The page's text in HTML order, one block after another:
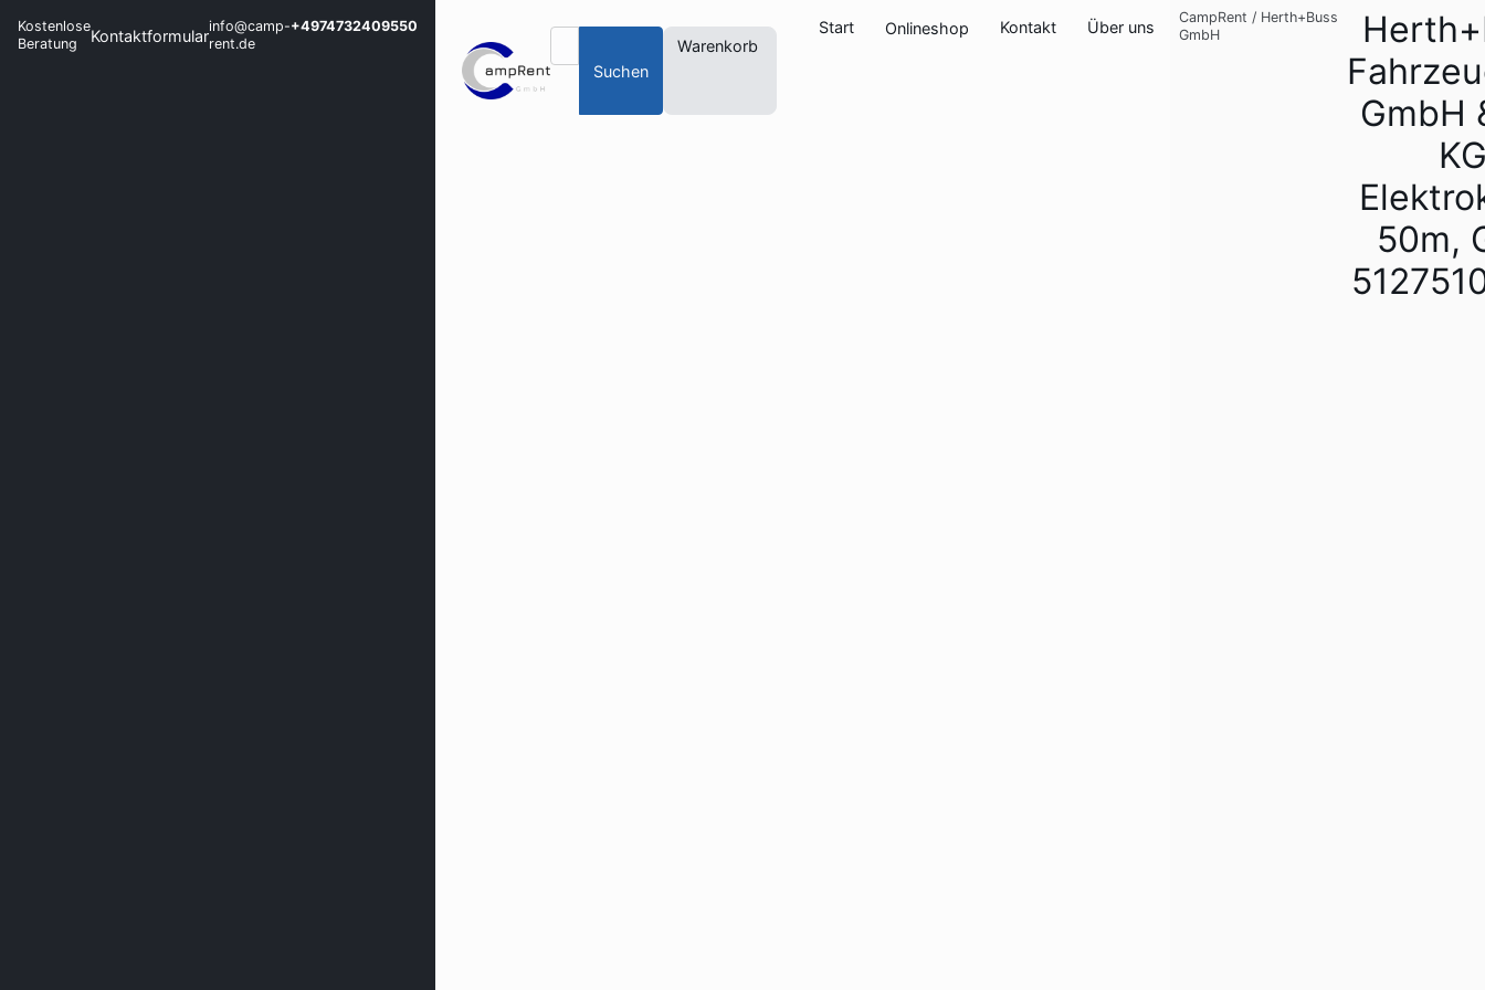
Kostenlose
Beratung
Kontaktformularinfo@camp-
rent.de
+4974732409550
Suchen
Warenkorb
Start Onlineshop Kontakt Über uns
CampRent
GmbH
/ Herth+Buss
GmbH
50m,